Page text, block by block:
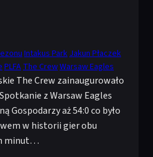
Intakus ParkJakun Płaczek
PLFAThe CrewWarsaw Eagles
The Crew zainaugurowało
z Warsaw Eagles
Gospodarzy aż 54:0 co było
w historii gier obu
minut…